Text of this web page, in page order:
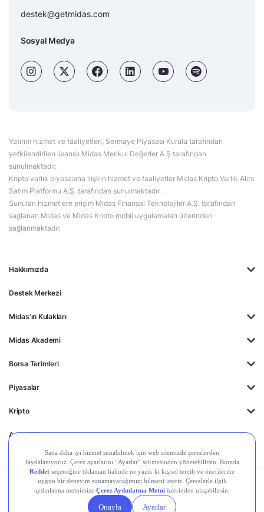
Hakkımızda
Destek Merkezi
Midas'ın Kulakları
Midas Akademi
Borsa Terimleri
Piyasalar
Kripto
Ayrıcalıklar
destek@getmidas.com
Sosyal Medya
Yatırım hizmet ve faaliyetleri, Sermaye Piyasası Kurulu tarafından
yetkilendirilen lisanslı Midas Menkul Değerler A.Ş tarafından
sunulmaktadır.
Kripto varlık piyasasına ilişkin hizmet ve faaliyetler Midas Kripto Varlık Alım
Satım Platformu A.Ş. tarafından sunulmaktadır.
Sunulan hizmetlere erişim Midas Finansal Teknolojiler A.Ş. tarafından
sağlanan Midas ve Midas Kripto mobil uygulamaları üzerinden
sağlanmaktadır.
Kişisel Verilerin
Gizlilik
Yasal
Duyurular
Çerez